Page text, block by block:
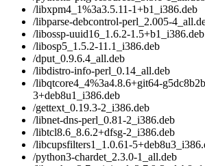
/libxpm4_1%3a3.5.11-1+b1_i386.deb
/libparse-debcontrol-perl_2.005-
/libossp-uuid16_1.6.2-1.5+b1_i386.deb
/libosp5_1.5.2-11.1_i386.deb
/dput_0.9.6.4_all.deb
/libdistro-info-perl_0.14_all.deb
/libqtcore4_4%3a4.8.6+git64-
3+deb8u1_i386.deb
/gettext_0.19.3-2_i386.deb
/libnet-dns-perl_0.81-2_i386.deb
/libtcl8.6_8.6.2+dfsg-2_i386.deb
/libcupsfilters1_1.0.61-
/python3-chardet_2.3.0-1_all.deb